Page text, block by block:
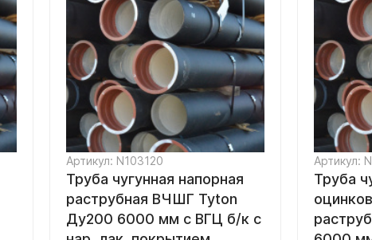
Артикул: N103120
Труба чугунная напорная
раструбная ВЧШГ Tyton
Ду200 6000 мм с ВГЦ б/к с
Артикул:
Труба